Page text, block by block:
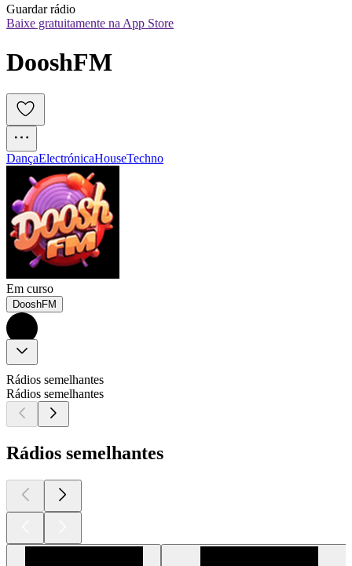
Guardar rádio
Baixe gratuitamente na App Store
DooshFM
DançaElectrónicaHouseTechno
Em curso
DooshFM
Rádios semelhantes
Rádios semelhantes
Rádios semelhantes